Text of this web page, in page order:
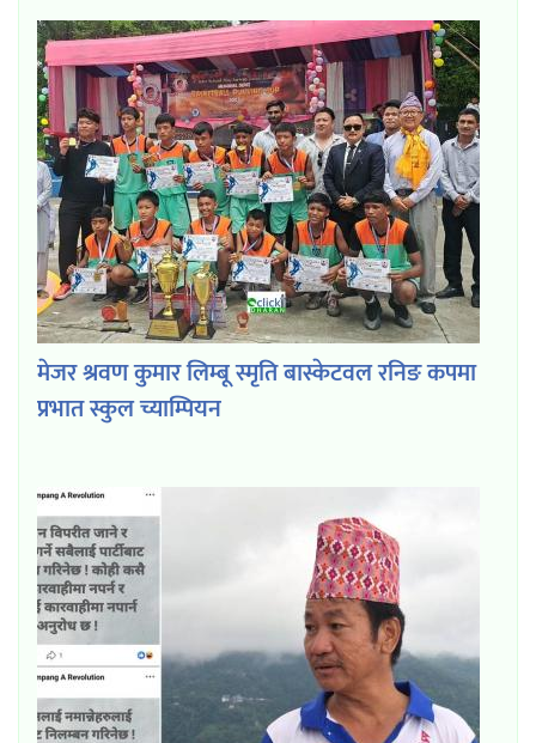
मेजर श्रवण कुमार लिम्बू स्मृति बास्केटवल रनिङ कपमा
प्रभात स्कुल च्याम्पियन